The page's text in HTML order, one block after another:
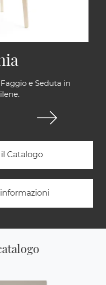
e Seduta in
Catalogo